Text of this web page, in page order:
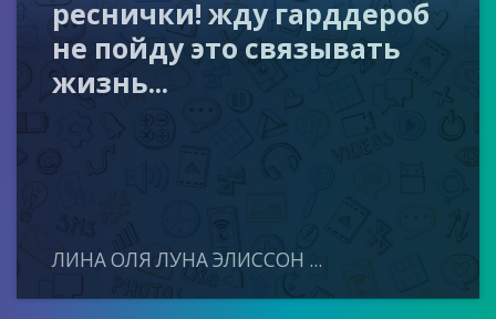
реснички! жду гарддероб
не пойду это связывать
жизнь...
ЛИНА ОЛЯ ЛУНА ЭЛИССОН ...